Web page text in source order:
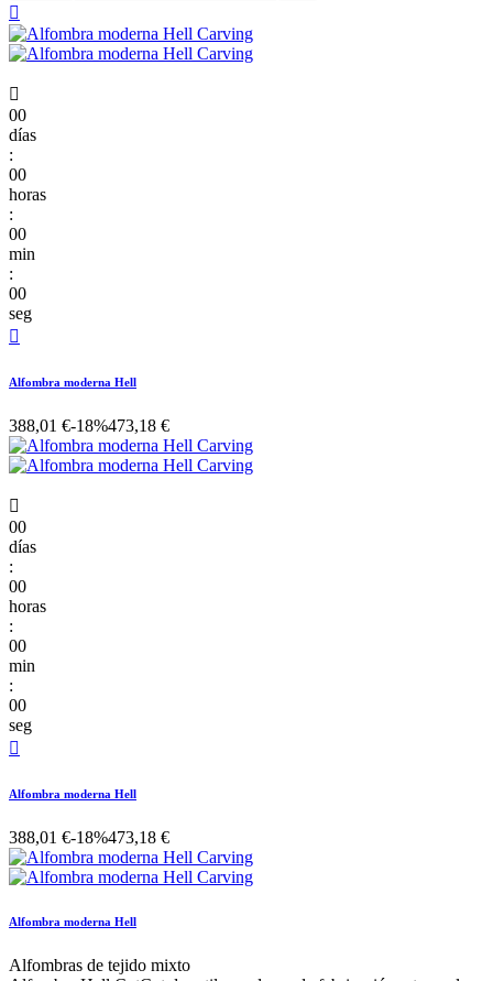


00
días
:
00
horas
:
00
min
:
00
seg

Alfombra moderna Hell
388,01 €-18%473,18 €

00
días
:
00
horas
:
00
min
:
00
seg

Alfombra moderna Hell
388,01 €-18%473,18 €
Alfombra moderna Hell
Alfombras de tejido mixto